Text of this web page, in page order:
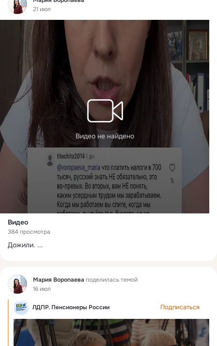
21 июл
Видео не найдено
Видео
384 просмотра
Дожили. ...
Фид Мария Воропаева поделилась темой
16 июл
ЛДПР. Пенсионеры России Подписаться